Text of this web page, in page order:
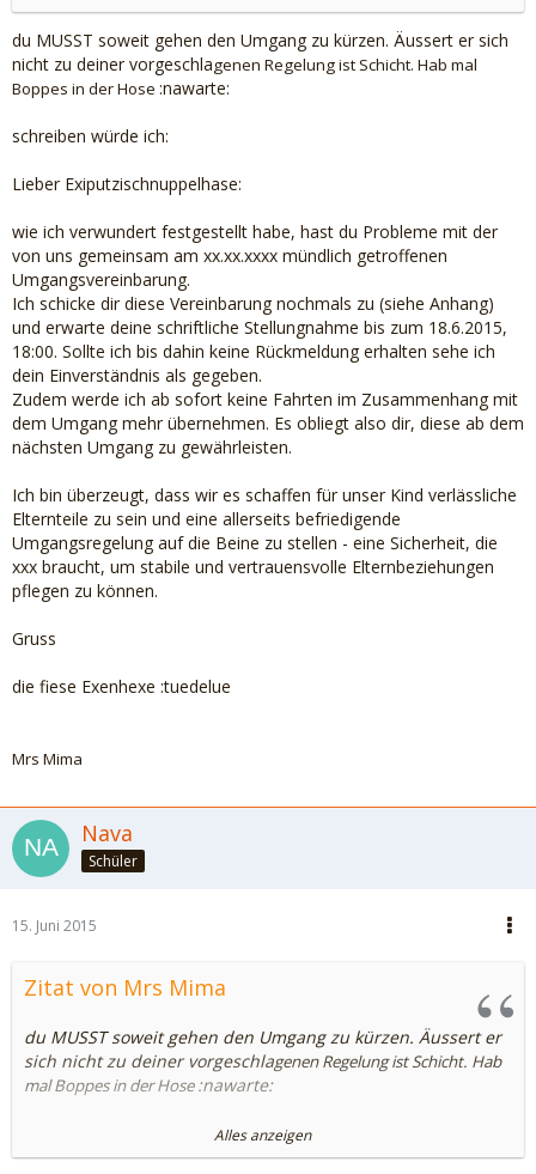
du MUSST soweit gehen den Umgang zu kürzen. Äussert er sich
nicht zu deiner vorgeschlagenen Regelung ist Schicht. Hab mal
Boppes in der Hose :nawarte:
schreiben würde ich:
Lieber Exiputzischnuppelhase:
wie ich verwundert festgestellt habe, hast du Probleme mit der
von uns gemeinsam am xx.xx.xxxx mündlich getroffenen
Umgangsvereinbarung.
Ich schicke dir diese Vereinbarung nochmals zu (siehe Anhang)
und erwarte deine schriftliche Stellungnahme bis zum 18.6.2015,
18:00. Sollte ich bis dahin keine Rückmeldung erhalten sehe ich
dein Einverständnis als gegeben.
Zudem werde ich ab sofort keine Fahrten im Zusammenhang mit
dem Umgang mehr übernehmen. Es obliegt also dir, diese ab dem
nächsten Umgang zu gewährleisten.
Ich bin überzeugt, dass wir es schaffen für unser Kind verlässliche
Elternteile zu sein und eine allerseits befriedigende
Umgangsregelung auf die Beine zu stellen - eine Sicherheit, die
xxx braucht, um stabile und vertrauensvolle Elternbeziehungen
pflegen zu können.
Gruss
die fiese Exenhexe :tuedelue
Mrs Mima
Nava
Schüler
15. Juni 2015
Zitat von Mrs Mima
du MUSST soweit gehen den Umgang zu kürzen. Äussert er
sich nicht zu deiner vorgeschlagenen Regelung ist Schicht. Hab
mal Boppes in der Hose:nawarte:
Alles anzeigen